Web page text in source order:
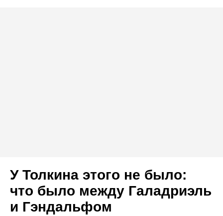
У Толкина этого не было:
что было между Галадриэль
и Гэндальфом